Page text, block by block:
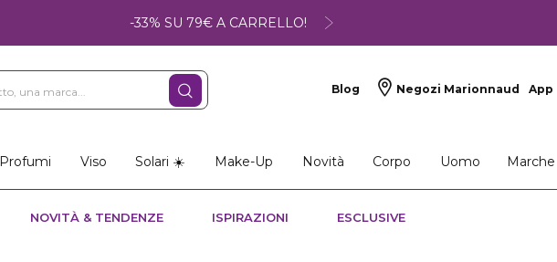
-33% SU 79€ A CARRELLO!
Blog Negozi Marionnaud App
Profumi Viso Solari ☀️ Make-Up Novità Corpo Uomo Marche
NOVITÀ & TENDENZE ISPIRAZIONI ESCLUSIVE